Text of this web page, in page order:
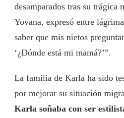
desamparados tras su trágica
Yovana, expresó entre
saber que mis nietos
‘¿Dónde está mi mamá?’”.
La familia de Karla ha sido
por mejorar su situación
Karla soñaba con ser